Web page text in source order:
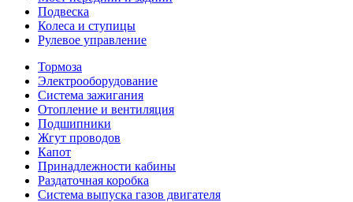
Подвеска
Колеса и ступицы
Рулевое управление
Тормоза
Электрооборудование
Система зажигания
Отопление и вентиляция
Подшипники
Жгут проводов
Капот
Принадлежности кабины
Раздаточная коробка
Система выпуска газов двигателя